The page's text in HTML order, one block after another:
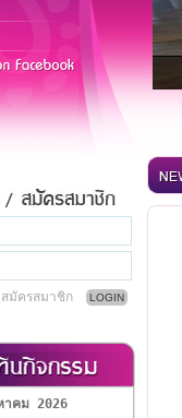
สมัครสมาชิก
าคม 2026